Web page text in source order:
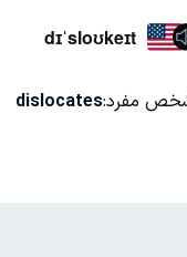
dɪˈsloʊkeɪt
مفرد:dislocates